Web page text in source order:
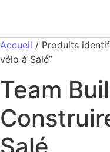
Accueil / Produits
vélo à Salé”
Team